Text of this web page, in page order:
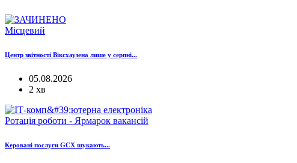
Місцевий
Центр звітності Віксхаузена лише у серпні...
05.08.2026
2 хв
Ротація роботи - Ярмарок вакансій
Керовані послуги GCX шукають...